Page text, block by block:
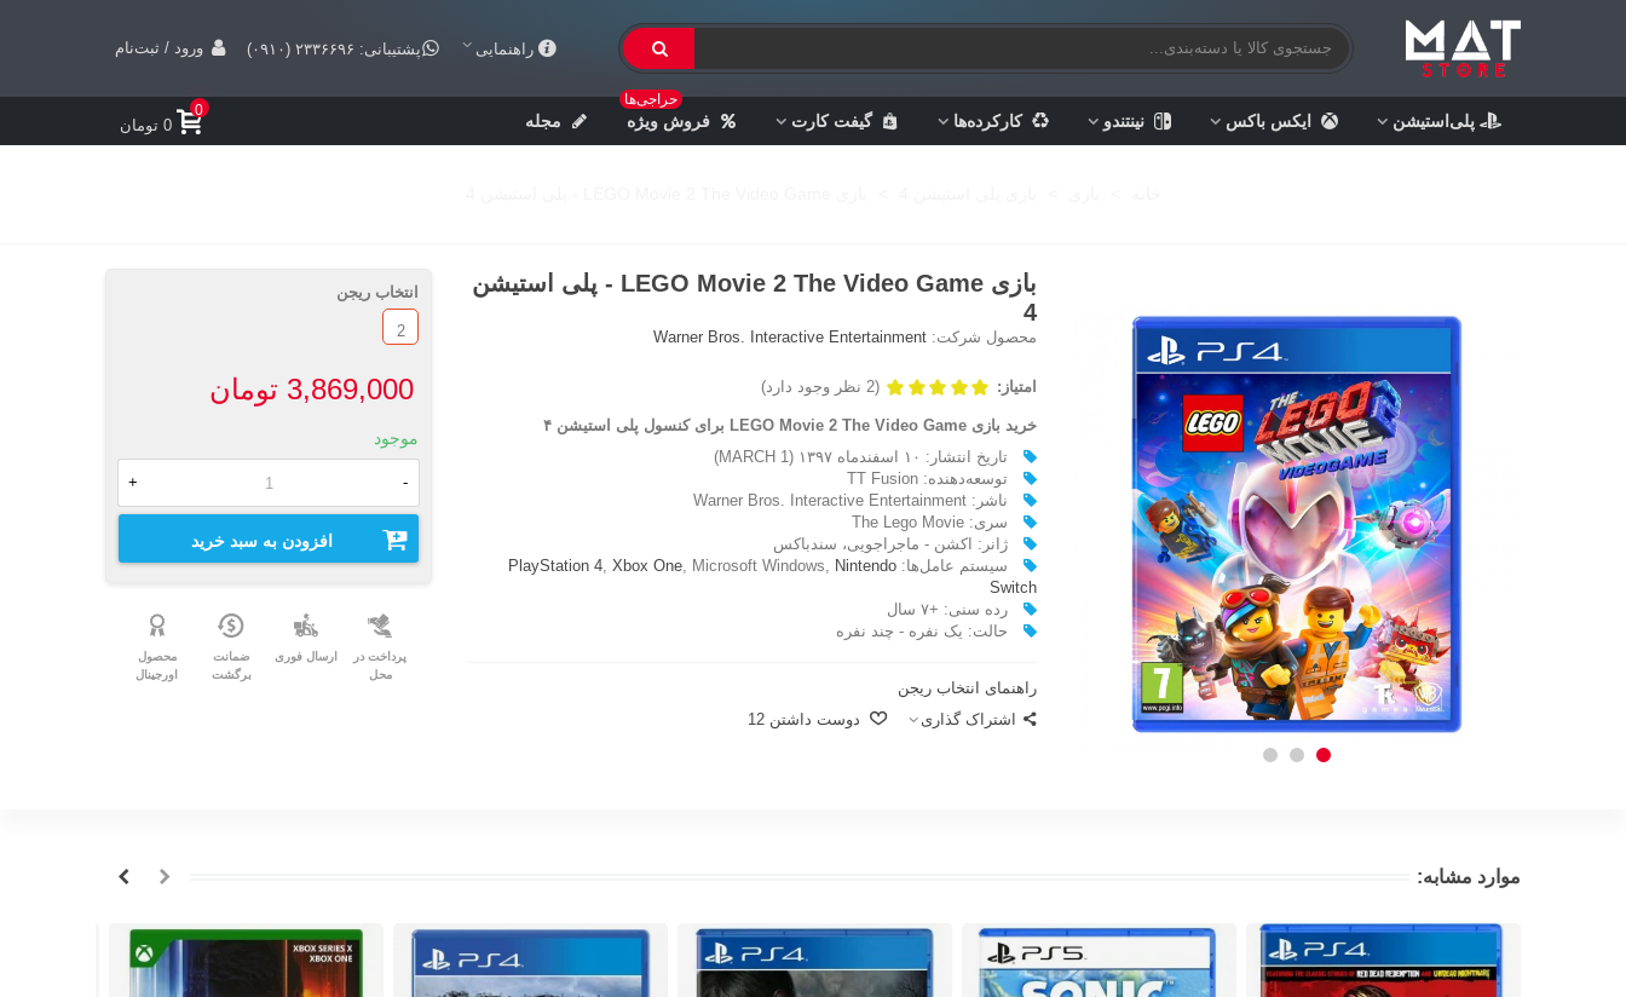
راهنمایی پشتیبانی: ۲۳۳۶۶۹۶ (۰۹۱۰) ورود / ثبت‌نام
پلی‌استیشن ایکس باکس نینتندو کارکرده‌ها گیفت کارت فروش ویژه
حراجی‌ها
مجله
0
0 تومان
بازی LEGO Movie 2 The Video Game - پلی استیشن
4
محصول شرکت: Warner Bros. Interactive Entertainment
امتیاز: (2 نظر وجود دارد)
خرید بازی LEGO Movie 2 The Video Game برای کنسول پلی استیشن ۴
تاریخ انتشار: ۱۰ اسفندماه ۱۳۹۷ (1 MARCH)
توسعه‌دهنده: TT Fusion
ناشر: Warner Bros. Interactive Entertainment
سری: The Lego Movie
ژانر: اکشن - ماجراجویی، سندباکس
سیستم عامل‌ها:‌
PlayStation 4 Xbox One , Microsoft Windows,
Nintendo
Switch
رده سنی: +۷ سال
حالت: یک نفره - چند نفره
راهنمای انتخاب ریجن
اشتراک گذاری
دوست داشتن 12
انتخاب ریجن
2
3,869,000 تومان
موجود
-
+
افزودن به سبد خرید
پرداخت در
محل
ارسال فوری
ضمانت
برگشت
محصول
اورجینال
موارد مشابه: